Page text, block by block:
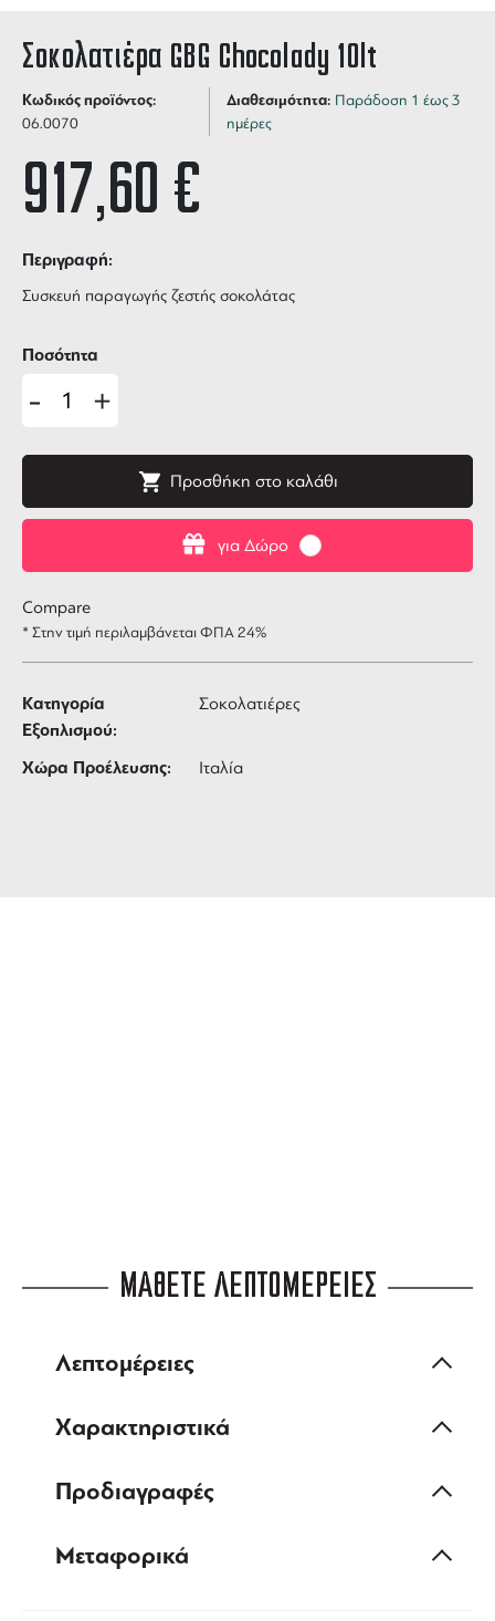
Σοκολατιέρα GBG Chocolady 10lt
Κωδικός προϊόντος:
06.0070
Διαθεσιμότητα: Παράδοση 1 έως 3
ημέρες
917,60€
Περιγραφή:
Συσκευή παραγωγής ζεστής σοκολάτας
για Δώρο
Ποσότητα
- +
Προσθήκη στο καλάθι
Compare
* Στην τιμή περιλαμβάνεται ΦΠΑ 24%
Κατηγορία
Εξοπλισμού:
Σοκολατιέρες
Χώρα Προέλευσης: Ιταλία
ΜΑΘΕΤΕ ΛΕΠΤΟΜΕΡΕΙΕΣ
Λεπτομέρειες
Χαρακτηριστικά
Προδιαγραφές
Μεταφορικά